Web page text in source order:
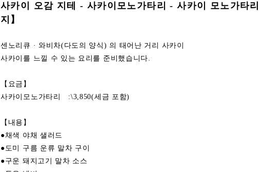
사카이 오감 지테 - 사카이모노가타리 - 사카이 모노
지】
센노리큐 · 와비차(다도의 양식) 의 태어난 거리 사카이
사카이를 느낄 수 있는 요리를 준비했습니다.
【요금】
사카이모노가타리 :\3,850(세금 포함)
【내용】
●채색 야채 샐러드
●도미 구름 운류 말차 구이
●구운 돼지고기 말차 소스